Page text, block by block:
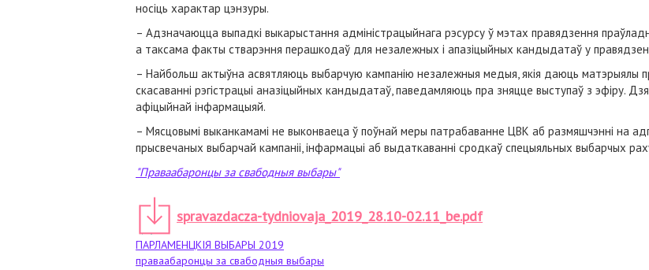
носіць характар цэнзуры.
– Адзначаюцца выпадкі выкарыстання адміністрацыйнага рэсурсу ў мэтах правядзення
а таксама факты стварэння перашкодаў для незалежных і апазіцыйных кандыдатаў у
– Найбольш актыўна асвятляюць выбарчую кампанію незалежныя медыя, якія даюць матэрыялы
скасаванні рэгістрацыі аназіцыйных кандыдатаў, паведамляюць пра зняцце выступаў з эфіру.
афіцыйнай інфармацыяй.
– Мясцовымі выканкамамі не выконваеца ў поўнай меры патрабаванне ЦВК аб размяшчэнні на
прысвечаных выбарчай кампаніі, інфармацыі аб выдаткаванні сродкаў спецыяльных выбарчых
"Праваабаронцы за свабодныя выбары"
spravazdacza-tydniovaja_2019_28.10-02.11_be.pdf
ПАРЛАМЕНЦКІЯ ВЫБАРЫ 2019
праваабаронцы за свабодныя выбары